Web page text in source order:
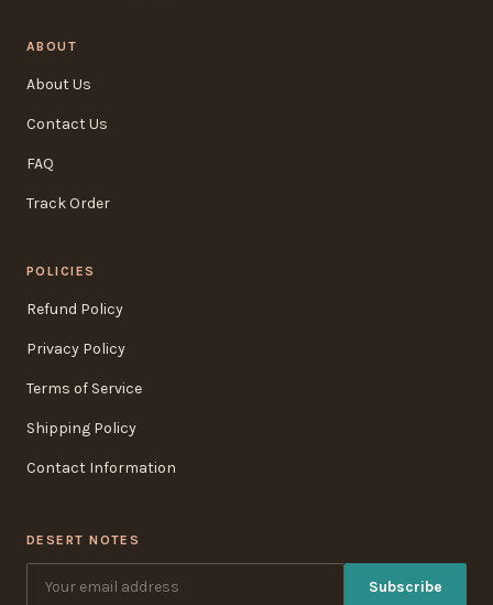
ABOUT
About Us
Contact Us
FAQ
Track Order
POLICIES
Refund Policy
Privacy Policy
Terms of Service
Shipping Policy
Contact Information
DESERT NOTES
Subscribe